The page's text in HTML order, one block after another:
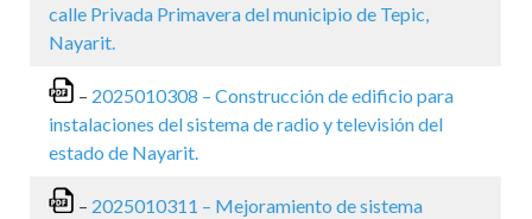
calle Privada Primavera del municipio de Tepic,
Nayarit.
– 2025010308 – Construcción de edificio para
instalaciones del sistema de radio y televisión del
estado de Nayarit.
– 2025010311 – Mejoramiento de sistema